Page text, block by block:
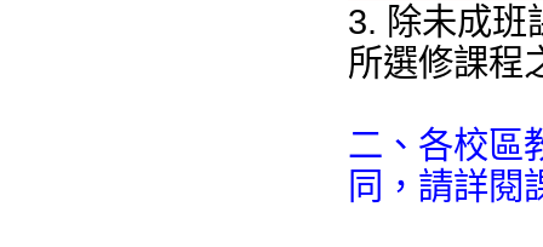
3. 除未成班
所選修課程
二、各校區
同，請詳閱